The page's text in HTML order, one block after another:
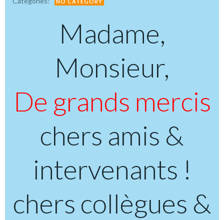
Madame,
Monsieur,
De grands mercis
chers amis &
intervenants !
chers collègues &